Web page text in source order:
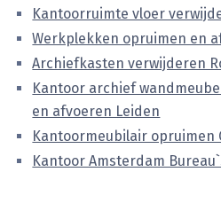
Kantoorruimte vloer
Werkplekken opruimen en
Archiefkasten verwijderen
Kantoor archief
en afvoeren Leiden
Kantoormeubilair opruimen
Kantoor Amsterdam